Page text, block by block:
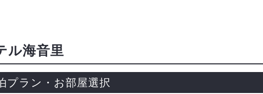
ル海音里
プラン・お部屋選択